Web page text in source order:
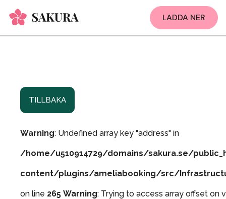
LADDA NER
TILLBAKA
Warning: Undefined array key "address" in
/home/u510914729/domains/sakura.se/
content/plugins/ameliabooking/src/
on line 265 Warning: Trying to access array offset on